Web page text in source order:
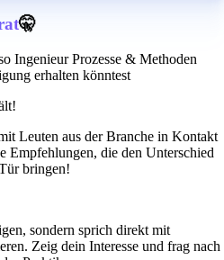
🤫
Ingenieur Prozesse & Methoden
erhalten könntest
Leuten aus der Branche in Kontakt
Empfehlungen, die den Unterschied
bringen!
sondern sprich direkt mit
Zeig dein Interesse und frag nach